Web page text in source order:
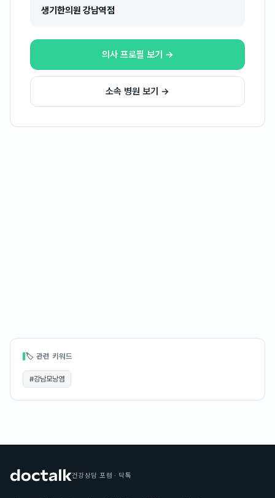
생기한의원 강남역점
의사 프로필 보기 →
소속 병원 보기 →
🏷 관련 키워드
#강남모낭염
건강상담 포럼 · 닥톡